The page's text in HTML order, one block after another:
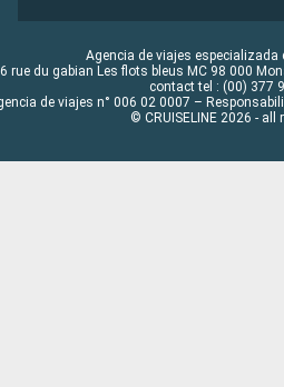
Agencia de viajes especializada
rue du gabian Les flots bleus MC 98 000
contact tel : (00) 377
de viajes n° 006 02 0007 –
© CRUISELINE 2026 - all